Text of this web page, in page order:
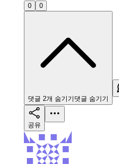
0 0
댓글 2개 숨기기 댓글 숨기기
공유